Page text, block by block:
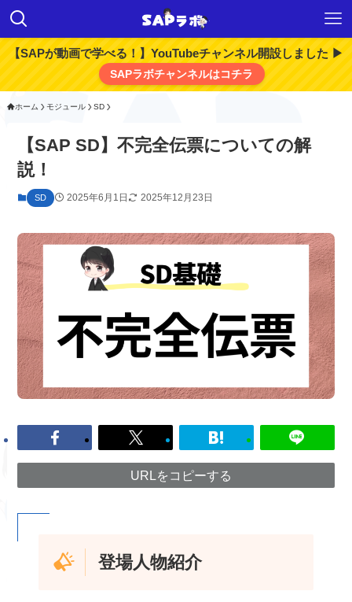
【SAPが動画で学べる！】YouTubeチャンネル開設しました ▶
SAPラボチャンネルはコチラ
ホーム モジュール SD
【SAP SD】不完全伝票についての解
説！
SD 2025年6月1日 2025年12月23日
URLをコピーする
登場人物紹介